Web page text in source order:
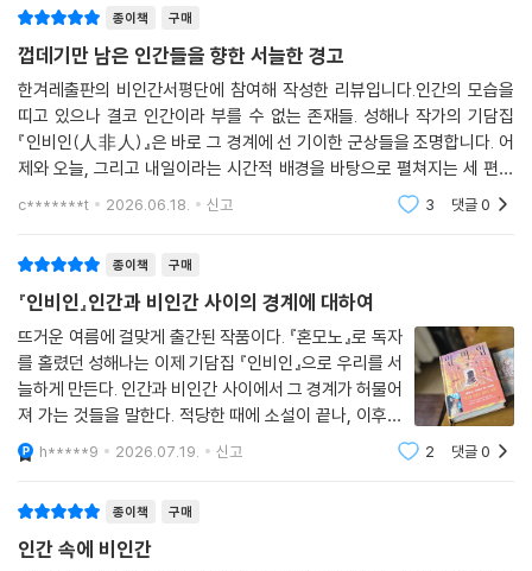
그 밤 내내 그것을 돌려 들었다.
--- pp.170-171「윤회(당한) 자들」중에서
나는 이 삶에 익숙해져 있다. 미끈하고 잡음 없는 삶. 적어도 이곳에 있을
때 나는 평온하다. 하지만…… 알렉사에게 묻는다.
알렉사 너도 무섭니?
알렉사가 악센트 없이 건조하게 답한다.
스피커에서 〈Daddy’s Car〉가 흘러나오고, 알렉사는 수온을 조절한다. 정
--- p.230, 「아미고」중에서
야간조였던 0은 매일 오전 6시에 퇴근했다. 집에 돌아온 0은 출근하는 1을
배웅하고, 관자놀이에 뉴로비전 패치를 붙인 뒤 침대에 누웠다. 그날 읽은
혐오 텍스트를 잊기 위해선 뇌파를 정리해야 했다. 한 시간 넘게 패치를 붙
여도 텍스트는 여전히 뇌리에 남았고, 뱃멀미하듯 늘 머리가 어지러웠다.
보가 울렸다.
--- p.239, 「#유령」중에서
의 문학이 어떻게 변화해왔는지를 선명하게 볼 수 있다.
책을 마무리한 뒤에 작가는 친일에 지속적으로 관심을 두는 이유에 대해
이렇게 전해왔다. 친일 청산의 실패가 계급, 사회 불평등, 뉴라이트 같은 역
사의식의 부재로 이어지며 오늘날까지 사회의 많은 문제를 야기하고 있다
고. 몇몇 인터뷰에서 작가는 문학이 기록과 기억의 예술이라고 생각한다고
말한다. 저변으로 사라지거나 침잠하는 기억을 지금 이곳으로 가져와 새로
이 기록하는 게 문학의 역할이라고. 비록 픽션이지만, 반성과 성찰 없는 태
의 과제를 넘어 깨어 있는 물음으로 남기를 바란다고 말이다.
오늘: 다른 삶을 욕망하는 자들의 이야기
‘오늘’의 소설 세 편이 말하는 건 하나다. ‘나는 정말 나인가.’ 〈매일(買日)〉
은 완벽하지만 공허한 일상을 누리던 여자가 ‘블루소셜클럽’이라는 경매장
에 가게 되는 이야기다. 소유한 것도, 인간관계도 없이 비어 있는 타인의 삶
을 매수하기 위해 경매장에 모인 사람들은 패들을 든다. 그리고 그제야 매
알아차린다. ‘매일’을 살기 위해 ‘매일’ 무언가를 사야 하는 세계에서 우리
는 어떤 삶을 살아야 하는 걸까.
종이책 구매
껍데기만 남은 인간들을 향한 서늘한 경고
한겨레출판의 비인간서평단에 참여해 작성한 리뷰입니다.인간의 모습을
띠고 있으나 결코 인간이라 부를 수 없는 존재들. 성해나 작가의 기담집
『인비인(人非人)』은 바로 그 경계에 선 기이한 군상들을 조명합니다. 어
제와 오늘, 그리고 내일이라는 시간적 배경을 바탕으로 펼쳐지는 세 편의
이야기는, 독자로 하여금 귀신보다 더 섬뜩한 인간의 본성을 직면하게 만
c*******t 2026.06.18. 신고 3 댓글0
종이책 구매
『인비인』인간과 비인간 사이의 경계에 대하여
뜨거운 여름에 걸맞게 출간된 작품이다. 『혼모노』로 독자
를 홀렸던 성해나는 이제 기담집 『인비인』으로 우리를 서
늘하게 만든다. 인간과 비인간 사이에서 그 경계가 허물어
져 가는 것들을 말한다. 적당한 때에 소설이 끝나, 이후에
어떻게 전개될지 다음 편에 관하여 기대감을 높인다. 과거
(어제)와 현재(오늘), 미래(내일)의 삶을 통찰할 수 있는
h*****9 2026.07.19. 신고 2 댓글0
종이책 구매
인간 속에 비인간